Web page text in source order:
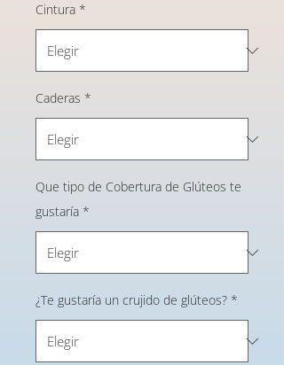
Cintura *
Caderas *
Que tipo de Cobertura de Glúteos te
gustaría *
¿Te gustaría un crujido de glúteos? *